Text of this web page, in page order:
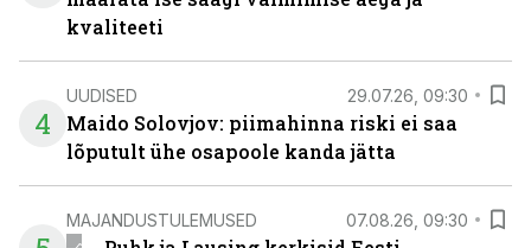
kvaliteeti
4
UUDISED 29.07.26, 09:30
Maido Solovjov: piimahinna riski ei saa
lõputult ühe osapoole kanda jätta
MAJANDUSTULEMUSED 07.08.26, 09:30